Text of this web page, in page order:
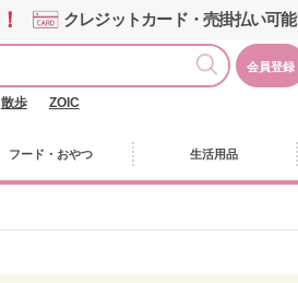
クレジットカード・売掛払い可能
会員登録
散歩 ZOIC
フード・おやつ 生活用品